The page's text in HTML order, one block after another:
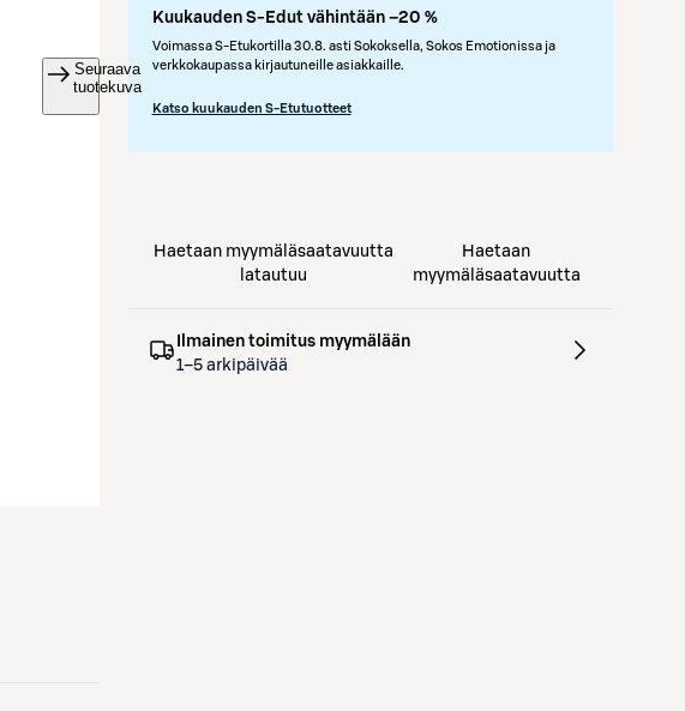
Seuraava
tuotekuva
Kuukauden S-Edut vähintään –20 %
Voimassa S-Etukortilla 30.8. asti Sokoksella, Sokos Emotionissa ja
verkkokaupassa kirjautuneille asiakkaille.
Katso kuukauden S-Etutuotteet
Haetaan myymäläsaatavuutta
latautuu
Haetaan
myymäläsaatavuutta
Ilmainen toimitus myymälään
1–5 arkipäivää